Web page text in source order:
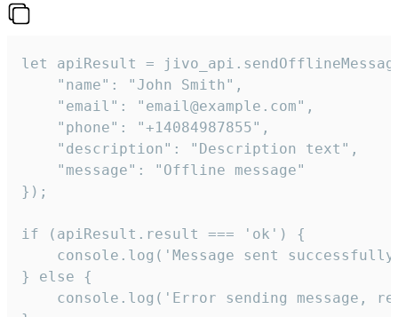
let apiResult =
    "name": "John Smith",
    "email": "email@example.com",
    "phone": "+14084987855",
    "description": "Description text",
    "message": "Offline message"
});
if (apiResult.result === 'ok') {
console.log('Message sent
} else {
console.log('Error sending message,